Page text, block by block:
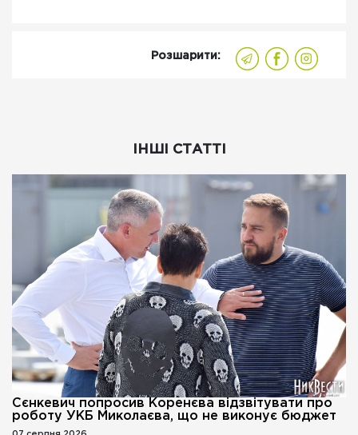
Розшарити:
ІНШІ СТАТТІ
Сєнкевич попросив Коренєва відзвітувати про
роботу УКБ Миколаєва, що не виконує бюджет